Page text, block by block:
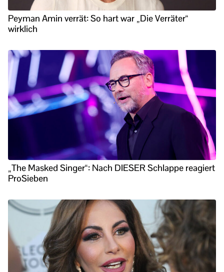
Peyman Amin verrät: So hart war „Die Verräter“
wirklich
„The Masked Singer“: Nach DIESER Schlappe reagiert
ProSieben